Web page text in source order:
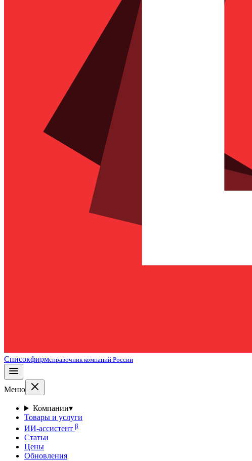
Списокфирмсправочник компаний России
Меню
Компании▾
Товары и услуги
ИИ-ассистент β
Статьи
Цены
Обновления